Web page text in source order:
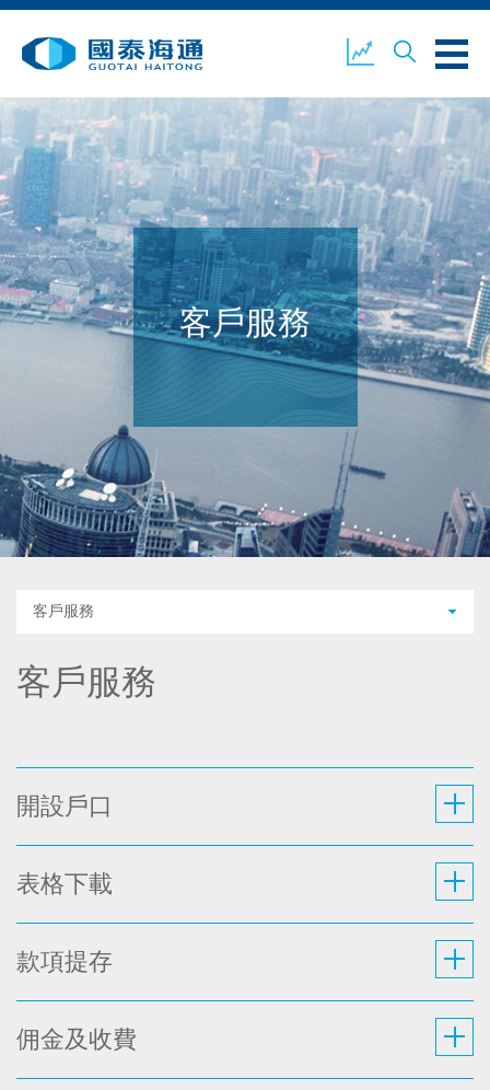
業務概覽 公司新聞
環境、社會及企業管治 國泰海通證券 聯絡我們
客戶服務
客戶服務
客戶服務
開設戶口
表格下載
款項提存
佣金及收費